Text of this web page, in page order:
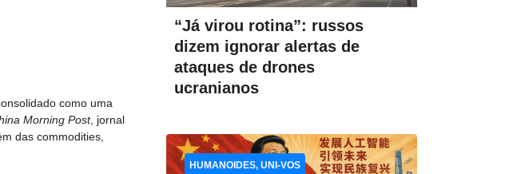
como uma
Morning Post, jornal
das commodities,
“Já virou rotina”: russos
dizem ignorar alertas de
ataques de drones
ucranianos
HUMANOIDES, UNI-VOS